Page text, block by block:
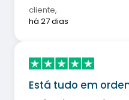
cliente,
há 27 dias
Está tudo em